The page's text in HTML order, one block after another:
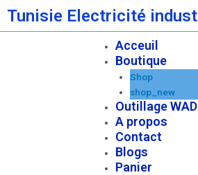
Tunisie Electricité
Acceuil
Boutique
Shop
shop_new
Outillage
A propos
Contact
Blogs
Panier
Menu